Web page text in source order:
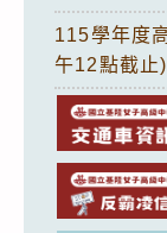
115學年度
午12點截止)